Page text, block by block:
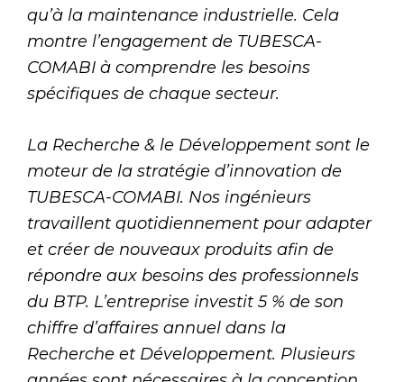
qu’à la maintenance industrielle. Cela
montre l’engagement de TUBESCA-
COMABI à comprendre les besoins
spécifiques de chaque secteur.
La Recherche & le Développement sont le
moteur de la stratégie d’innovation de
TUBESCA-COMABI. Nos ingénieurs
travaillent quotidiennement pour adapter
et créer de nouveaux produits afin de
répondre aux besoins des professionnels
du BTP. L’entreprise investit 5 % de son
chiffre d’affaires annuel dans la
Recherche et Développement. Plusieurs